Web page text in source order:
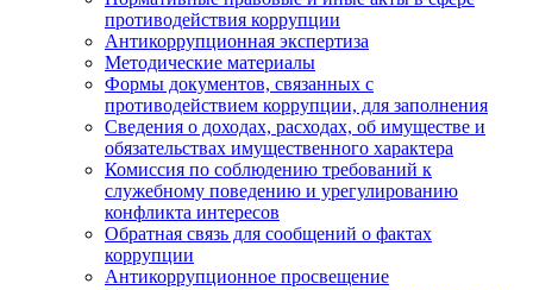
противодействия коррупции
Антикоррупционная экспертиза
Методические материалы
Формы документов, связанных с
противодействием коррупции, для заполнения
Сведения о доходах, расходах, об имуществе и
обязательствах имущественного характера
Комиссия по соблюдению требований к
служебному поведению и урегулированию
конфликта интересов
Обратная связь для сообщений о фактах
коррупции
Антикоррупционное просвещение